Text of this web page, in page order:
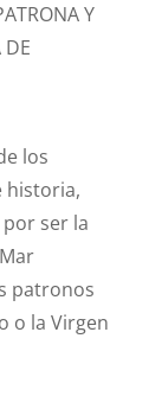
Y
DE
los
historia,
ser la
patronos
o la Virgen